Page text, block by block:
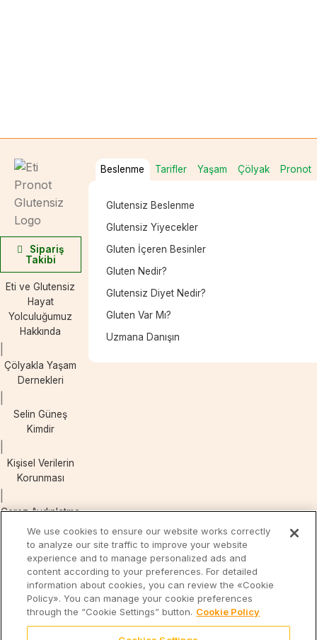
Sipariş
Takibi
Eti ve Glutensiz
Hayat
Yolculuğumuz
Hakkında
Çölyakla Yaşam
Dernekleri
Selin Güneş
Kimdir
Kişisel Verilerin
Korunması
Çerez Aydınlatma
Metni
Beslenme Tarifler Yaşam Çölyak Pronot
Glutensiz Beslenme
Glutensiz Yiyecekler
Gluten İçeren Besinler
Gluten Nedir?
Glutensiz Diyet Nedir?
Gluten Var Mı?
Uzmana Danışın
EtiEti
Cicibebe
Form’la
Kal
We use cookies to ensure our website works correctly
to analyze our site traffic to improve your website
experience and to manage personalized ads and
content according to your preferences. For detailed
information about cookies, you can review the «Cookie
Policy». You can manage your cookie preferences
through the “Cookie Settings” button. Cookie Policy